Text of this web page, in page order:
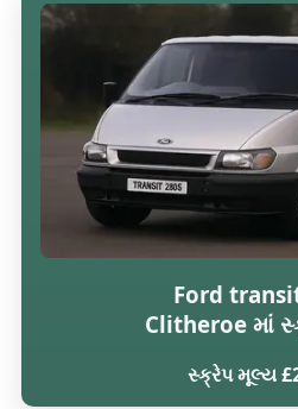
Ford
Clitheroe માં
સ્ક્રેપ મૂલ્ય